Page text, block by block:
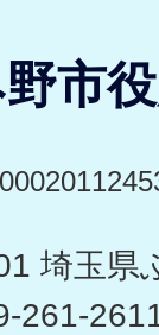
市
埼玉県
261-